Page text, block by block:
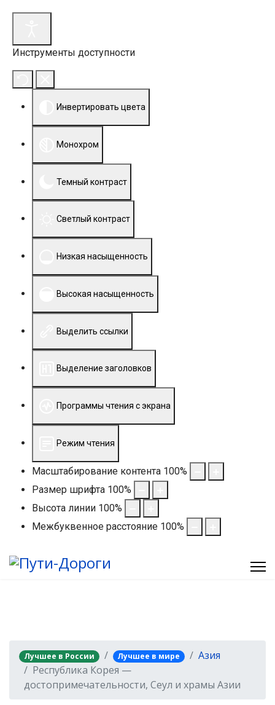
Инструменты доступности
Инвертировать цвета
Монохром
Темный контраст
Светлый контраст
Низкая насыщенность
Высокая насыщенность
Выделить ссылки
Выделение заголовков
Программы чтения с экрана
Режим чтения
Масштабирование контента 100%
Размер шрифта 100%
Высота линии 100%
Межбуквенное расстояние 100%
Лучшее в России Лучшее в мире
Азия
Республика Корея —
достопримечательности, Сеул и храмы Азии